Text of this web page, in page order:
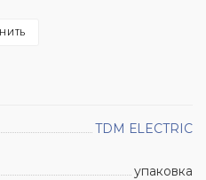
TDM ЕLECTRIC
упаковка